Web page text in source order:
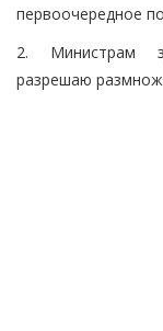
первоочередное
2. Министрам
разрешаю